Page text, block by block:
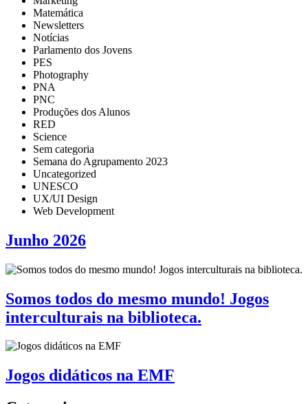
Matemática
Newsletters
Notícias
Parlamento dos Jovens
PES
Photography
PNA
PNC
Produções dos Alunos
RED
Science
Sem categoria
Semana do Agrupamento 2023
Uncategorized
UNESCO
UX/UI Design
Web Development
Junho 2026
Somos todos do mesmo mundo! Jogos
interculturais na biblioteca.
Jogos didáticos na EMF